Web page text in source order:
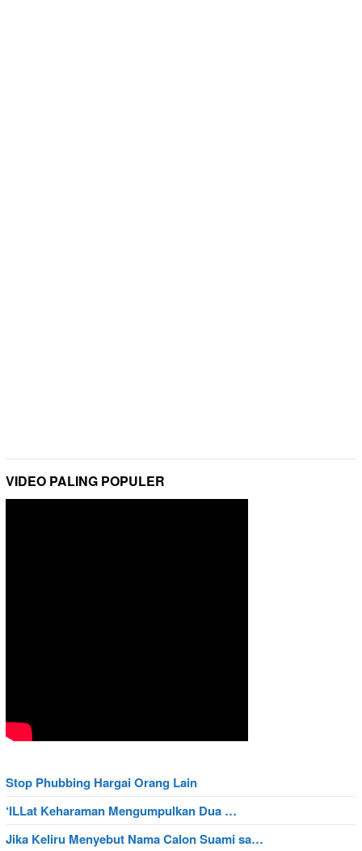
VIDEO PALING POPULER
Stop Phubbing Hargai Orang Lain
‘ILLat Keharaman Mengumpulkan Dua …
Jika Keliru Menyebut Nama Calon Suami sa…